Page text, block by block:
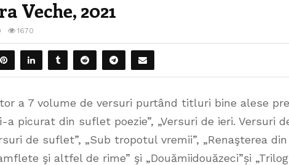
Veche, 2021
1670
a 7 volume de versuri purtând titluri bine alese
a picurat din suflet poezie”, „Versuri de ieri. Versuri
de suflet”, „Sub tropotul vremii”, „Renaşterea din
şi altfel de rime” şi „Douămiidouăzeci”și